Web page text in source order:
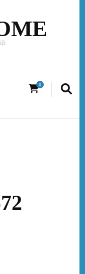
0